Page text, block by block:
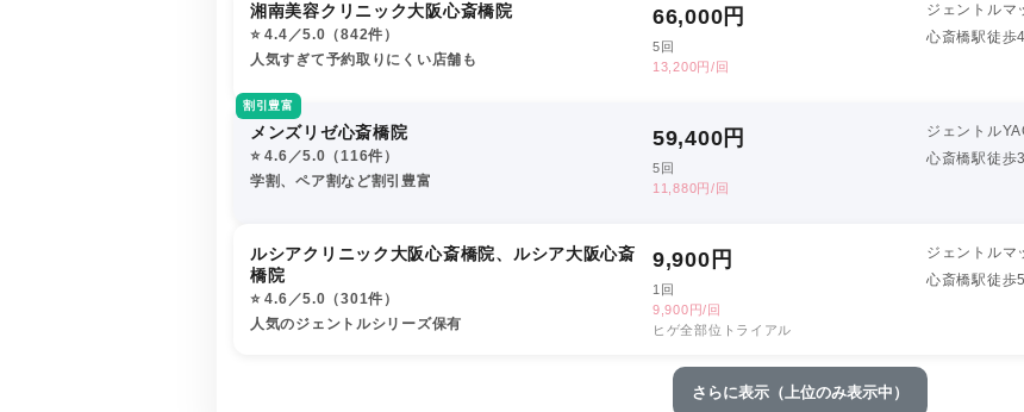
湘南美容クリニック大阪心斎橋院
⭐️ 4.4／5.0（842件）
人気すぎて予約取りにくい店舗も
66,000 円
5回
13,200円/回
ジェントルマ
心斎橋駅徒歩
割引豊富
メンズリゼ心斎橋院
⭐️ 4.6／5.0（116件）
学割、ペア割など割引豊富
59,400 円
5回
11,880円/回
ジェントル
心斎橋駅徒歩
ルシアクリニック大阪心斎橋院、ルシア大阪心斎
橋院
⭐️ 4.6／5.0（301件）
人気のジェントルシリーズ保有
9,900 円
1回
9,900円/回
ヒゲ全部位トライアル
ジェントルマ
心斎橋駅徒歩
さらに表示（上位のみ表示中）